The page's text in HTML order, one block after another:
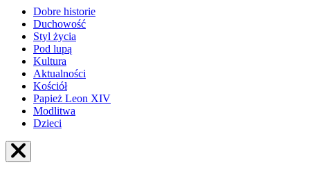
Dobre historie
Duchowość
Styl życia
Pod lupą
Kultura
Aktualności
Kościół
Papież Leon XIV
Modlitwa
Dzieci